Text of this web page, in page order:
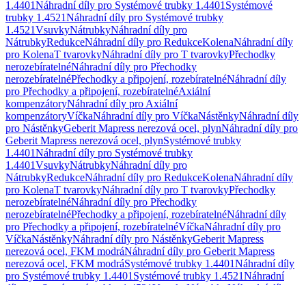
1.4401Náhradní díly pro Systémové trubky 1.4401 Systémové
trubky 1.4521Náhradní díly pro Systémové trubky
1.4521VsuvkyNátrubkyNáhradní díly pro
NátrubkyRedukceNáhradní díly pro RedukceKolenaNáhradní díly
pro KolenaT tvarovkyNáhradní díly pro T tvarovkyPřechodky
nerozebíratelnéNáhradní díly pro Přechodky
nerozebíratelnéPřechodky a připojení, rozebíratelnéNáhradní díly
pro Přechodky a připojení, rozebíratelnéAxiální
kompenzátoryNáhradní díly pro Axiální
kompenzátoryVíčkaNáhradní díly pro VíčkaNástěnkyNáhradní díly
pro NástěnkyGeberit Mapress nerezová ocel, plynNáhradní díly pro
Geberit Mapress nerezová ocel, plynSystémové trubky
1.4401Náhradní díly pro Systémové trubky
1.4401VsuvkyNátrubkyNáhradní díly pro
NátrubkyRedukceNáhradní díly pro RedukceKolenaNáhradní díly
pro KolenaT tvarovkyNáhradní díly pro T tvarovkyPřechodky
nerozebíratelnéNáhradní díly pro Přechodky
nerozebíratelnéPřechodky a připojení, rozebíratelnéNáhradní díly
pro Přechodky a připojení, rozebíratelnéVíčkaNáhradní díly pro
VíčkaNástěnkyNáhradní díly pro NástěnkyGeberit Mapress
nerezová ocel, FKM modráNáhradní díly pro Geberit Mapress
nerezová ocel, FKM modráSystémové trubky 1.4401Náhradní díly
pro Systémové trubky 1.4401 Systémové trubky 1.4521Náhradní